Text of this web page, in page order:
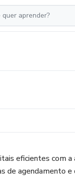
eficientes com
de agendamento